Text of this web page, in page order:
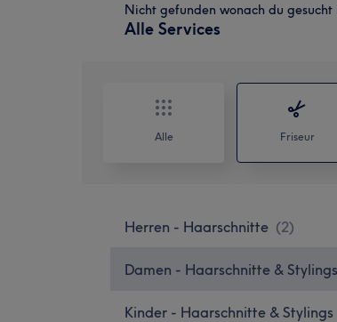
Nicht gefunden wonach du gesucht
Alle Services
Alle Friseur
Herren - Haarschnitte (2)
Damen - Haarschnitte & Stylings
Kinder - Haarschnitte & Stylings